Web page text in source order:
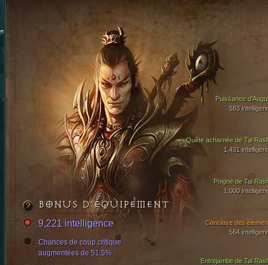
Quête acharnée de Tal
1,431
Poigne de Tal
1,000
Puissance
583
Entrejambe de Tal
Conclave des
564
BONUS D’ÉQUIPEMENT
9,221 intelligence
Chances de coup critique
augmentées de 51.5%